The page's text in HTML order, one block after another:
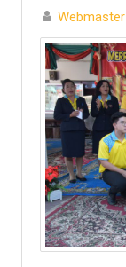
Webmaster